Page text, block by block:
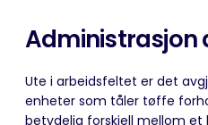
Administrasjon
Ute i arbeidsfeltet er det
enheter som tåler tøffe
betydelig forskjell mellom et